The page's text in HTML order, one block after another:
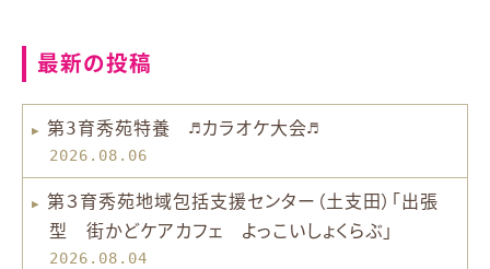
最新の投稿
第3育秀苑特養 ♬カラオケ大会♬
2026.08.06
第３育秀苑地域包括支援センター（土支田）「出張
型 街かどケアカフェ よっこいしょくらぶ」
2026.08.04